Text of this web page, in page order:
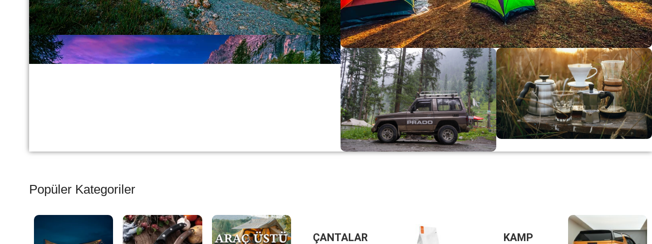
Büyük Yaz İndirimi
0
Günler
00
Hr
00
Min
00
SSK
Alışverişe Başla
Popüler Kategoriler
ÇANTALAR
KAMP